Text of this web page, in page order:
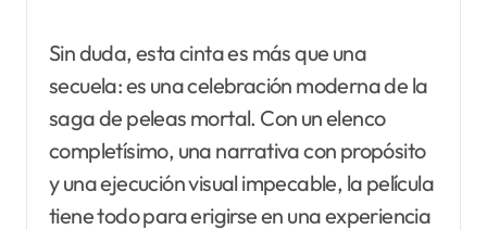
Sin duda, esta cinta es más que una
secuela: es una celebración moderna de la
saga de peleas mortal. Con un elenco
completísimo, una narrativa con propósito
y una ejecución visual impecable, la película
tiene todo para erigirse en una experiencia